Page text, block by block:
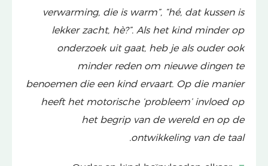
verwarming, die is warm”, “hé, dat kussen is
lekker zacht, hè?”. Als het kind minder op
onderzoek uit gaat, heb je als ouder ook
minder reden om nieuwe dingen te
benoemen die een kind ervaart. Op die manier
heeft het motorische ‘probleem’ invloed op
het begrip van de wereld en op de
ontwikkeling van de taal.